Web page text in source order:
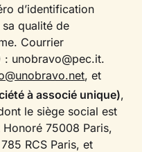
d’identification
qualité de
Courrier
: unobravo@pec.it.
, et
à associé unique),
le siège social est
75008 Paris,
RCS Paris, et